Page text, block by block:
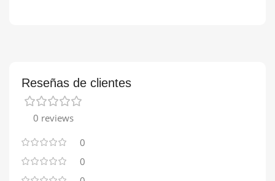
Reseñas de clientes
0 reviews
0
0